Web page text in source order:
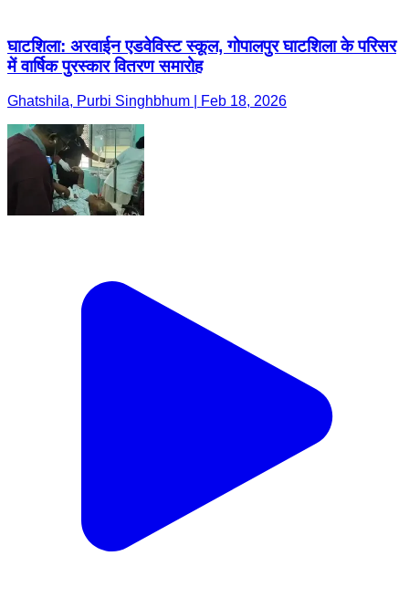
घाटशिला: अरवाईन एडवेविस्ट स्कूल, गोपालपुर घाटशिला के परिसर
में वार्षिक पुरस्कार वितरण समारोह
Ghatshila, Purbi Singhbhum | Feb 18, 2026